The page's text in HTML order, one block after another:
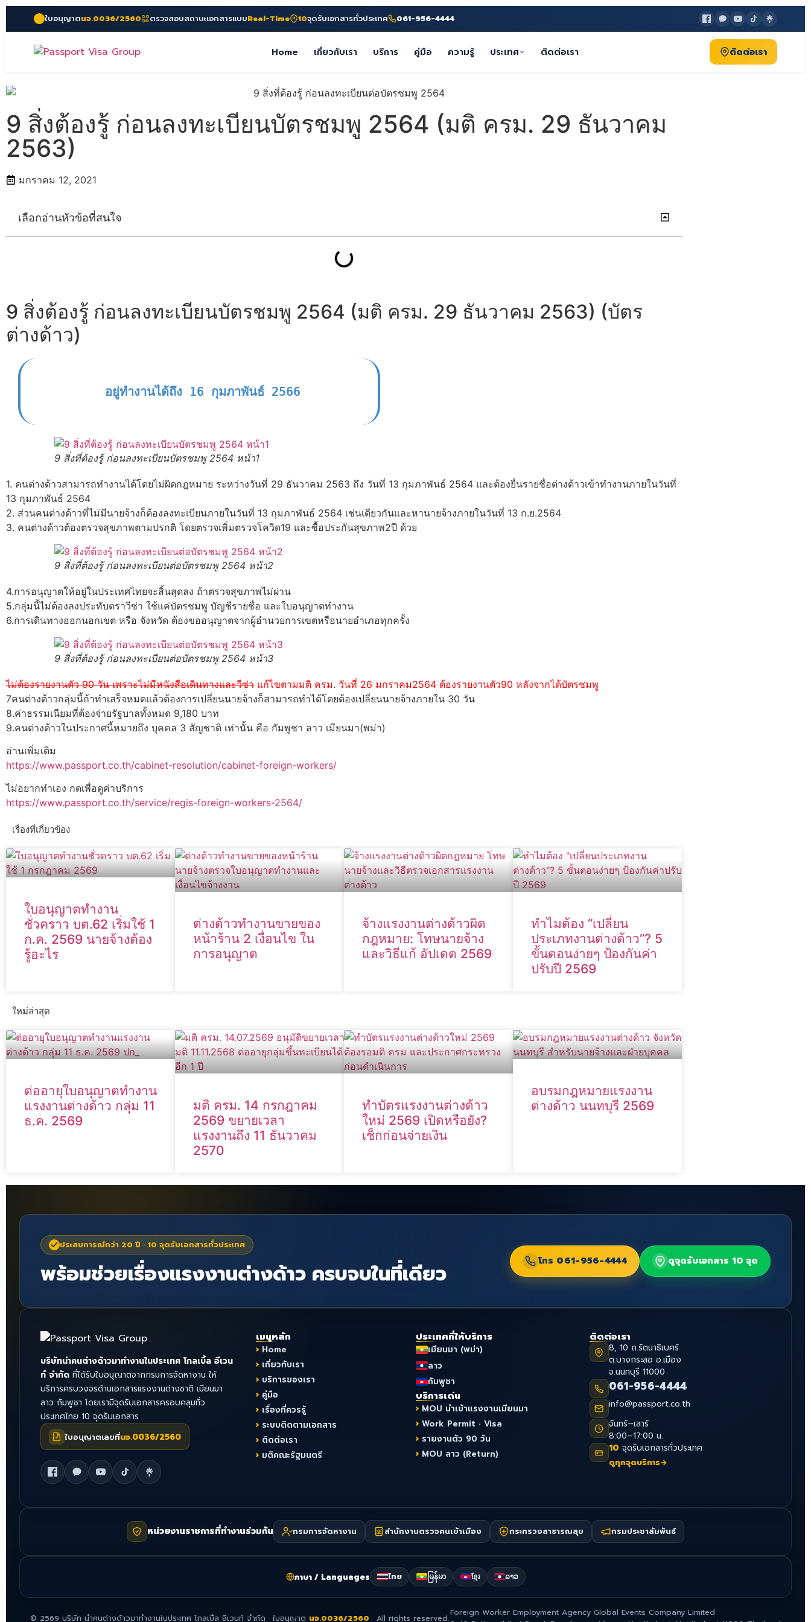
ใบอนุญาตนจ.0036/2560 ตรวจสอบสถานะเอกสารแบบReal-Time 10จุดรับเอกสารทั่วประเทศ 061-956-4444
Home เกี่ยวกับเรา บริการ คู่มือ ความรู้ ประเทศ ติดต่อเรา ติดต่อเรา
9 สิ่งต้องรู้ ก่อนลงทะเบียนบัตรชมพู 2564 (มติ ครม. 29 ธันวาคม
2563)
มกราคม 12, 2021
เลือกอ่านหัวข้อที่สนใจ
9 สิ่งต้องรู้ ก่อนลงทะเบียนบัตรชมพู 2564 (มติ ครม. 29 ธันวาคม 2563) (บัตร
ต่างด้าว)
9 สิ่งที่ต้องรู้ ก่อนลงทะเบียนบัตรชมพู 2564 หน้า1
1. คนต่างด้าวสามารถทำงานได้โดยไม่ผิดกฎหมาย ระหว่างวันที่ 29 ธันวาคม 2563 ถึง วันที่ 13 กุมภาพันธ์ 2564 และต้องยื่นรายชื่อต่างด้าวเข้าทำงานภายในวันที่
13 กุมภาพันธ์ 2564
2. ส่วนคนต่างด้าวที่ไม่มีนายจ้างก็ต้องลงทะเบียนภายในวันที่ 13 กุมภาพันธ์ 2564 เช่นเดียวกันและหานายจ้างภายในวันที่ 13 ก.ย.2564
3. คนต่างด้าวต้องตรวจสุขภาพตามปรกติ โดยตรวจเพิ่มตรวจโควิด19 และซื้อประกันสุขภาพ2ปี ด้วย
9 สิ่งที่ต้องรู้ ก่อนลงทะเบียนต่อบัตรชมพู 2564 หน้า2
4.การอนุญาตให้อยู่ในประเทศไทยจะสิ้นสุดลง ถ้าตรวจสุขภาพไม่ผ่าน
5.กลุ่มนี้ไม่ต้องลงประทับตราวีซ่า ใช้แค่บัตรชมพู บัญชีรายชื่อ และใบอนุญาตทำงาน
6.การเดินทางออกนอกเขต หรือ จังหวัด ต้องขออนุญาตจากผู้อำนวยการเขตหรือนายอำเภอทุกครั้ง
9 สิ่งที่ต้องรู้ ก่อนลงทะเบียนต่อบัตรชมพู 2564 หน้า3
ไม่ต้องรายงานตัว 90 วัน เพราะไม่มีหนังสือเดินทางและวีซ่า แก้ไขตามมติ ครม. วันที่ 26 มกราคม2564 ต้องรายงานตัว90 หลังจากได้บัตรชมพู
7คนต่างด้าวกลุ่มนี้ถ้าทำเสร็จหมดแล้วต้องการเปลี่ยนนายจ้างก็สามารถทำได้โดยต้องเปลี่ยนนายจ้างภายใน 30 วัน
8.ค่าธรรมเนียมที่ต้องจ่ายรัฐบาลทั้งหมด 9,180 บาท
9.คนต่างด้าวในประกาศนี้หมายถึง บุคคล 3 สัญชาติ เท่านั้น คือ กัมพูชา ลาว เมียนมา(พม่า)
อ่านเพิ่มเติม
https://www.passport.co.th/cabinet-resolution/cabinet-foreign-workers/
ไม่อยากทำเอง กดเพื่อดูค่าบริการ
https://www.passport.co.th/service/regis-foreign-workers-2564/
เรื่องที่เกี่ยวข้อง
ใบอนุญาตทำงาน
ชั่วคราว บต.62 เริ่มใช้ 1
ก.ค. 2569 นายจ้างต้อง
รู้อะไร
ต่างด้าวทำงานขายของ
หน้าร้าน 2 เงื่อนไข ใน
การอนุญาต
จ้างแรงงานต่างด้าวผิด
กฎหมาย: โทษนายจ้าง
และวิธีแก้ อัปเดต 2569
ทำไมต้อง “เปลี่ยน
ประเภทงานต่างด้าว”? 5
ขั้นตอนง่ายๆ ป้องกันค่า
ปรับปี 2569
ใหม่ล่าสุด
ต่ออายุใบอนุญาตทำงาน
แรงงานต่างด้าว กลุ่ม 11
ธ.ค. 2569
มติ ครม. 14 กรกฎาคม
2569 ขยายเวลา
แรงงานถึง 11 ธันวาคม
2570
ทำบัตรแรงงานต่างด้าว
ใหม่ 2569 เปิดหรือยัง?
เช็กก่อนจ่ายเงิน
อบรมกฎหมายแรงงาน
ต่างด้าว นนทบุรี 2569
ประสบการณ์กว่า 20 ปี · 10 จุดรับเอกสารทั่วประเทศ
พร้อมช่วยเรื่องแรงงานต่างด้าว ครบจบในที่เดียว โทร 061-956-4444 ดูจุดรับเอกสาร 10 จุด
บริษัทนำคนต่างด้าวมาทำงานในประเทศ โกลเบิ้ล อีเวน
ท์ จำกัด ที่ได้รับใบอนุญาตจากกรมการจัดหางาน ให้
บริการครบวงจรด้านเอกสารแรงงานต่างชาติ เมียนมา
ลาว กัมพูชา โดยเรามีจุดรับเอกสารครอบคลุมทั่ว
ประเทศไทย 10 จุดรับเอกสาร
ใบอนุญาตเลขที่นจ.0036/2560
เมนูหลัก
Home
เกี่ยวกับเรา
บริการของเรา
คู่มือ
เรื่องที่ควรรู้
ระบบติดตามเอกสาร
ติดต่อเรา
มติคณะรัฐมนตรี
ประเทศที่ให้บริการ
เมียนมา (พม่า)
ลาว
กัมพูชา
บริการเด่น
MOU นำเข้าแรงงานเมียนมา
Work Permit · Visa
รายงานตัว 90 วัน
MOU ลาว (Return)
ติดต่อเรา
8, 10 ถ.รัตนาธิเบศร์
ต.บางกระสอ อ.เมือง
จ.นนทบุรี 11000
061-956-4444
info@passport.co.th
จันทร์–เสาร์
8:00–17:00 น.
10 จุดรับเอกสารทั่วประเทศ
ดูทุกจุดบริการ→
หน่วยงานราชการที่ทำงานร่วมกัน กรมการจัดหางาน สำนักงานตรวจคนเข้าเมือง กระทรวงสาธารณสุข กรมประชาสัมพันธ์
ภาษา / Languages ไทย မြန်မာ ខ្មែរ ລາວ
© 2569 บริษัท นำคนต่างด้าวมาทำงานในประเทศ โกลเบิ้ล อีเวนท์ จำกัด · ใบอนุญาต นจ.0036/2560 · All rights reserved.Foreign Worker Employment Agency Global Events Company Limited